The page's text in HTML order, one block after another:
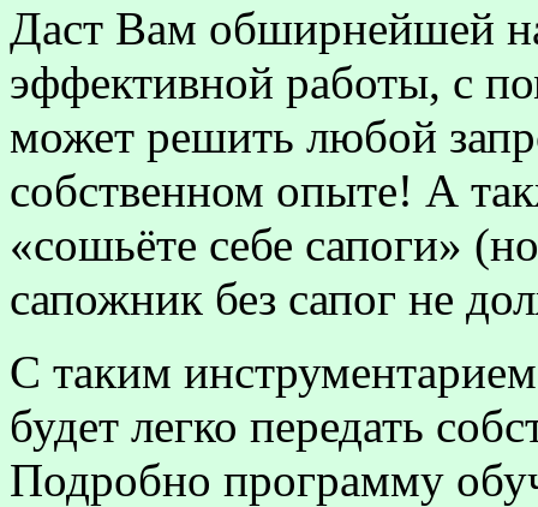
Даст Вам обширнейшей
эффективной работы, с
может решить любой
собственном опыте! А
«сошьёте себе сапоги»
сапожник без сапог не
С таким
будет легко передать
Подробно программу